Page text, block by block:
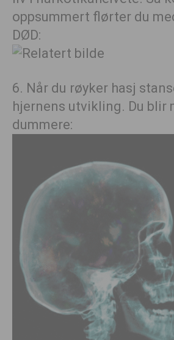
oppsummert flørter du
DØD:
6. Når du røyker hasj
hjernens utvikling. Du blir
dummere: